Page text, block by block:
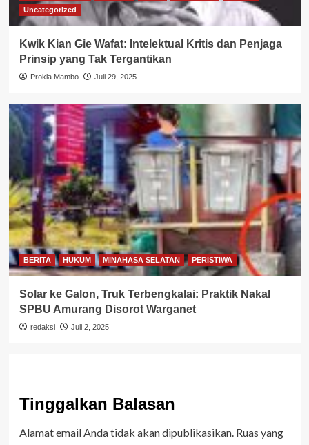
Uncategorized
Kwik Kian Gie Wafat: Intelektual Kritis dan Penjaga
Prinsip yang Tak Tergantikan
Prokla Mambo Juli 29, 2025
BERITA HUKUM MINAHASA SELATAN PERISTIWA
Solar ke Galon, Truk Terbengkalai: Praktik Nakal
SPBU Amurang Disorot Warganet
redaksi Juli 2, 2025
Tinggalkan Balasan
Alamat email Anda tidak akan dipublikasikan. Ruas yang